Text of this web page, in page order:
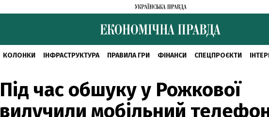
КОЛОНКИ ІНФРАСТРУКТУРА ПРАВИЛА ГРИ ФІНАНСИ СПЕЦПРОЄКТИ
Під час обшуку у Рожкової
вилучили мобільний